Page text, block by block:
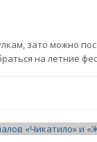
зато можно
на летние